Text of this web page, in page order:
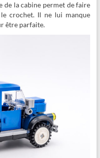
de la cabine permet de faire
crochet. Il ne lui manque
être parfaite.